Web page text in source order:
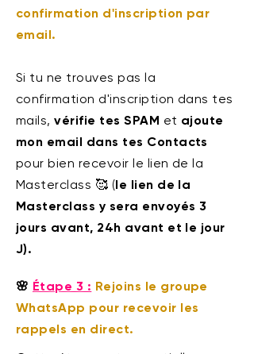
confirmation d'inscription par
email.
Si tu ne trouves pas la
confirmation d'inscription dans tes
mails,vérifie tes SPAM et ajoute
mon email dans tes Contacts
pour bien recevoir le lien de la
Masterclass 🥰 (le lien de la
Masterclass y sera envoyés 3
jours avant, 24h avant et le jour
J).
🌸 Étape 3 : Rejoins le groupe
WhatsApp pour recevoir les
rappels en direct.